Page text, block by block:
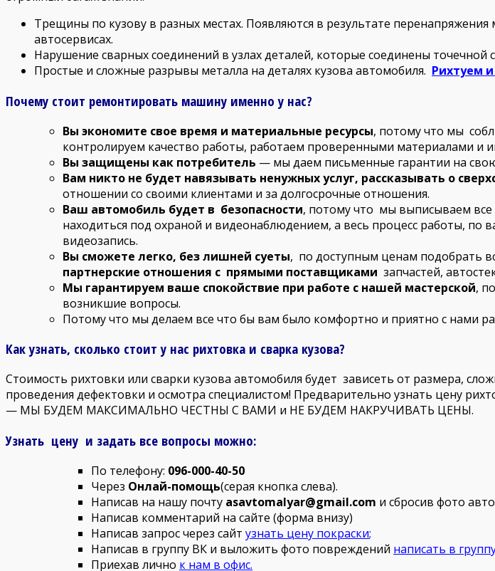
Трещины по кузову в разных местах. Появляются в результате
автосервисах.
Нарушение сварных соединений в узлах деталей, которые соединены точечной
Простые и сложные разрывы металла на деталях кузова автомобиля. Рихтуем
Почему стоит ремонтировать машину именно у нас?
Вы экономите свое время и материальные ресурсы, потому что мы
контролируем качество работы, работаем проверенными материалами и
Вы защищены как потребитель — мы даем письменные гарантии на
Вам никто не будет навязывать ненужных услуг, рассказывать о
отношении со своими клиентами и за долгосрочные отношения.
Ваш автомобиль будет в безопасности, потому что мы выписываем все
находиться под охраной и видеонаблюдением, а весь процесс работы,
видеозапись.
Вы сможете легко, без лишней суеты, по доступным ценам подобрать
партнерские отношения с прямыми поставщиками запчастей,
Мы гарантируем ваше спокойствие при работе с нашей мастерской,
возникшие вопросы.
Потому что мы делаем все что бы вам было комфортно и приятно с нами
Как узнать, сколько стоит у нас рихтовка и сварка кузова?
Стоимость рихтовки или сварки кузова автомобиля будет зависеть от размера,
проведения дефектовки и осмотра специалистом! Предварительно узнать цену
— МЫ БУДЕМ МАКСИМАЛЬНО ЧЕСТНЫ С ВАМИ и НЕ БУДЕМ НАКРУЧИВАТЬ ЦЕНЫ.
Узнать цену и задать все вопросы можно:
По телефону: 096-000-40-50
Через Онлай-помощь(серая кнопка слева).
Написав на нашу почту asavtomalyar@gmail.com и сбросив фото авто
Написав комментарий на сайте (форма внизу)
Написав запрос через сайт узнать цену покраски;
Написав в группу ВК и выложить фото повреждений написать в
Приехав лично к нам в офис.